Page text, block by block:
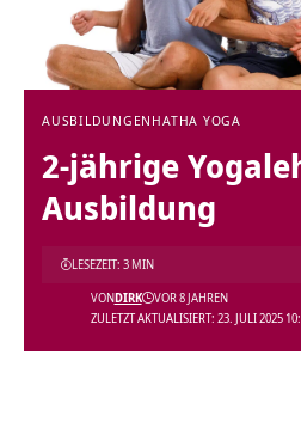
AUSBILDUNGEN HATHA YOGA
2-jährige
Ausbildung
ZULETZT AKTUALISIERT: 23. JULI 2025
VONDIRK VOR 8 JAHREN
LESEZEIT: 3 MIN